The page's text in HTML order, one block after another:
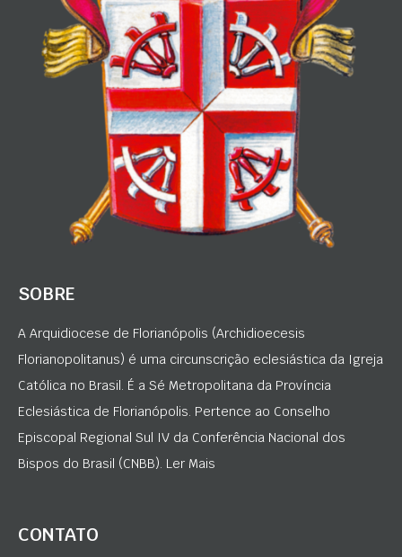
SOBRE
A Arquidiocese de Florianópolis (Archidioecesis
Florianopolitanus) é uma circunscrição eclesiástica da Igreja
Católica no Brasil. É a Sé Metropolitana da Província
Eclesiástica de Florianópolis. Pertence ao Conselho
Episcopal Regional Sul IV da Conferência Nacional dos
Bispos do Brasil (CNBB). Ler Mais
CONTATO